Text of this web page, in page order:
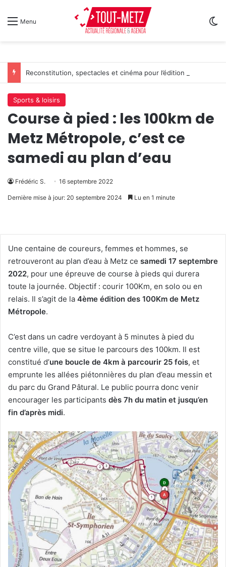
Menu
Sports & loisirs
Course à pied : les 100km de
Metz Métropole, c’est ce
samedi au plan d’eau
Frédéric S. 16 septembre 2022
Dernière mise à jour: 20 septembre 2024 Lu en 1 minute
Une centaine de coureurs, femmes et hommes, se
retrouveront au plan d’eau à Metz ce samedi 17 septembre
2022, pour une épreuve de course à pieds qui durera
toute la journée. Objectif : courir 100Km, en solo ou en
relais. Il s’agit de la 4ème édition des 100Km de Metz
Métropole.
C’est dans un cadre verdoyant à 5 minutes à pied du
centre ville, que se situe le parcours des 100km. Il est
constitué d’une boucle de 4km à parcourir 25 fois, et
emprunte les allées piétonnières du plan d’eau messin et
du parc du Grand Pâtural. Le public pourra donc venir
encourager les participants dès 7h du matin et jusqu’en
fin d’après midi.